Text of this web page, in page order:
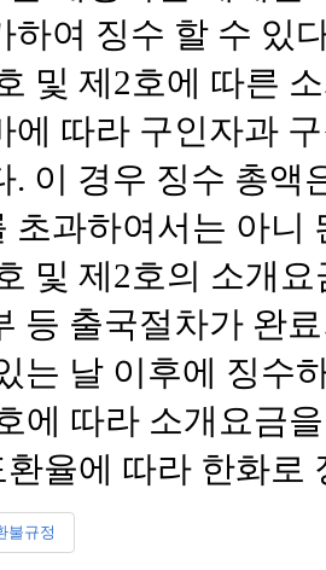
하여 징수 할 수 있
및 제2호에 따른
에 따라 구인자과
. 이 경우 징수 총액
초과하여서는 아니
및 제2호의 소개
등 출국절차가 완
는 날 이후에 징수
에 따라 소개요금
율에 따라 한화로
불규정